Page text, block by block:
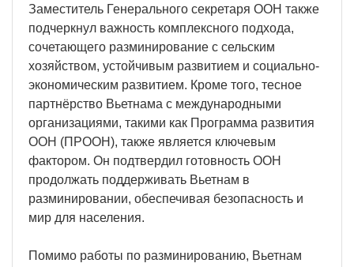
Заместитель Генерального секретаря ООН также
подчеркнул важность комплексного подхода,
сочетающего разминирование с сельским
хозяйством, устойчивым развитием и социально-
экономическим развитием. Кроме того, тесное
партнёрство Вьетнама с международными
организациями, такими как Программа развития
ООН (ПРООН), также является ключевым
фактором. Он подтвердил готовность ООН
продолжать поддерживать Вьетнам в
разминировании, обеспечивая безопасность и
мир для населения.
Помимо работы по разминированию, Вьетнам